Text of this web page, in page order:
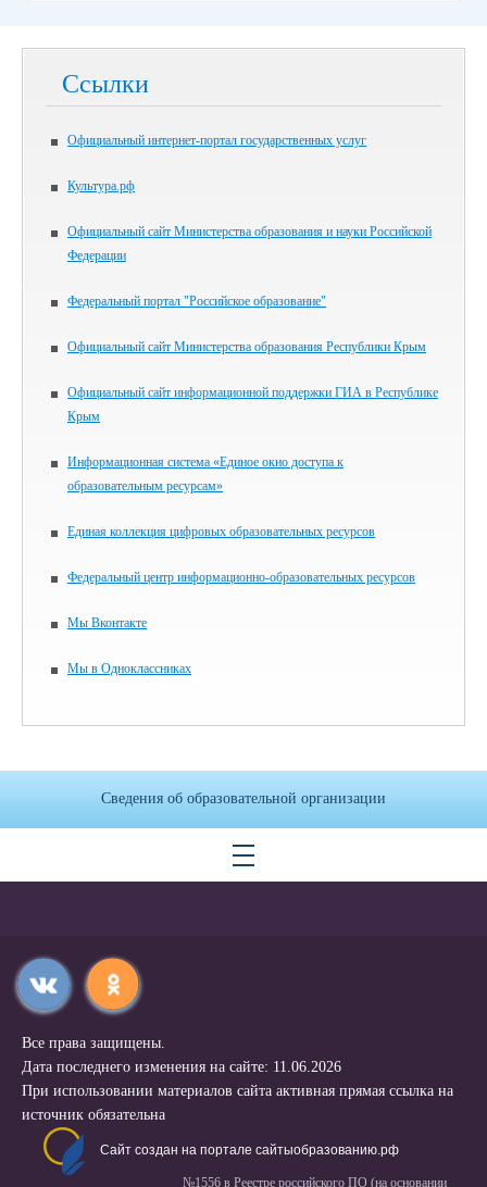
Ссылки
Официальный интернет-портал государственных услуг
Культура.рф
Официальный сайт Министерства образования и науки Российской
Федерации
Федеральный портал "Российское образование"
Официальный сайт Министерства образования Республики Крым
Официальный сайт информационной поддержки ГИА в Республике
Крым
Информационная система «Единое окно доступа к
образовательным ресурсам»
Единая коллекция цифровых образовательных ресурсов
Федеральный центр информационно-образовательных ресурсов
Мы Вконтакте
Мы в Одноклассниках
Сведения об образовательной организации
Все права защищены.
Дата последнего изменения на сайте: 11.06.2026
При использовании материалов сайта активная прямая ссылка на
источник обязательна
Сайт создан на портале сайтыобразованию.рф
№1556 в Реестре российского ПО (на основании